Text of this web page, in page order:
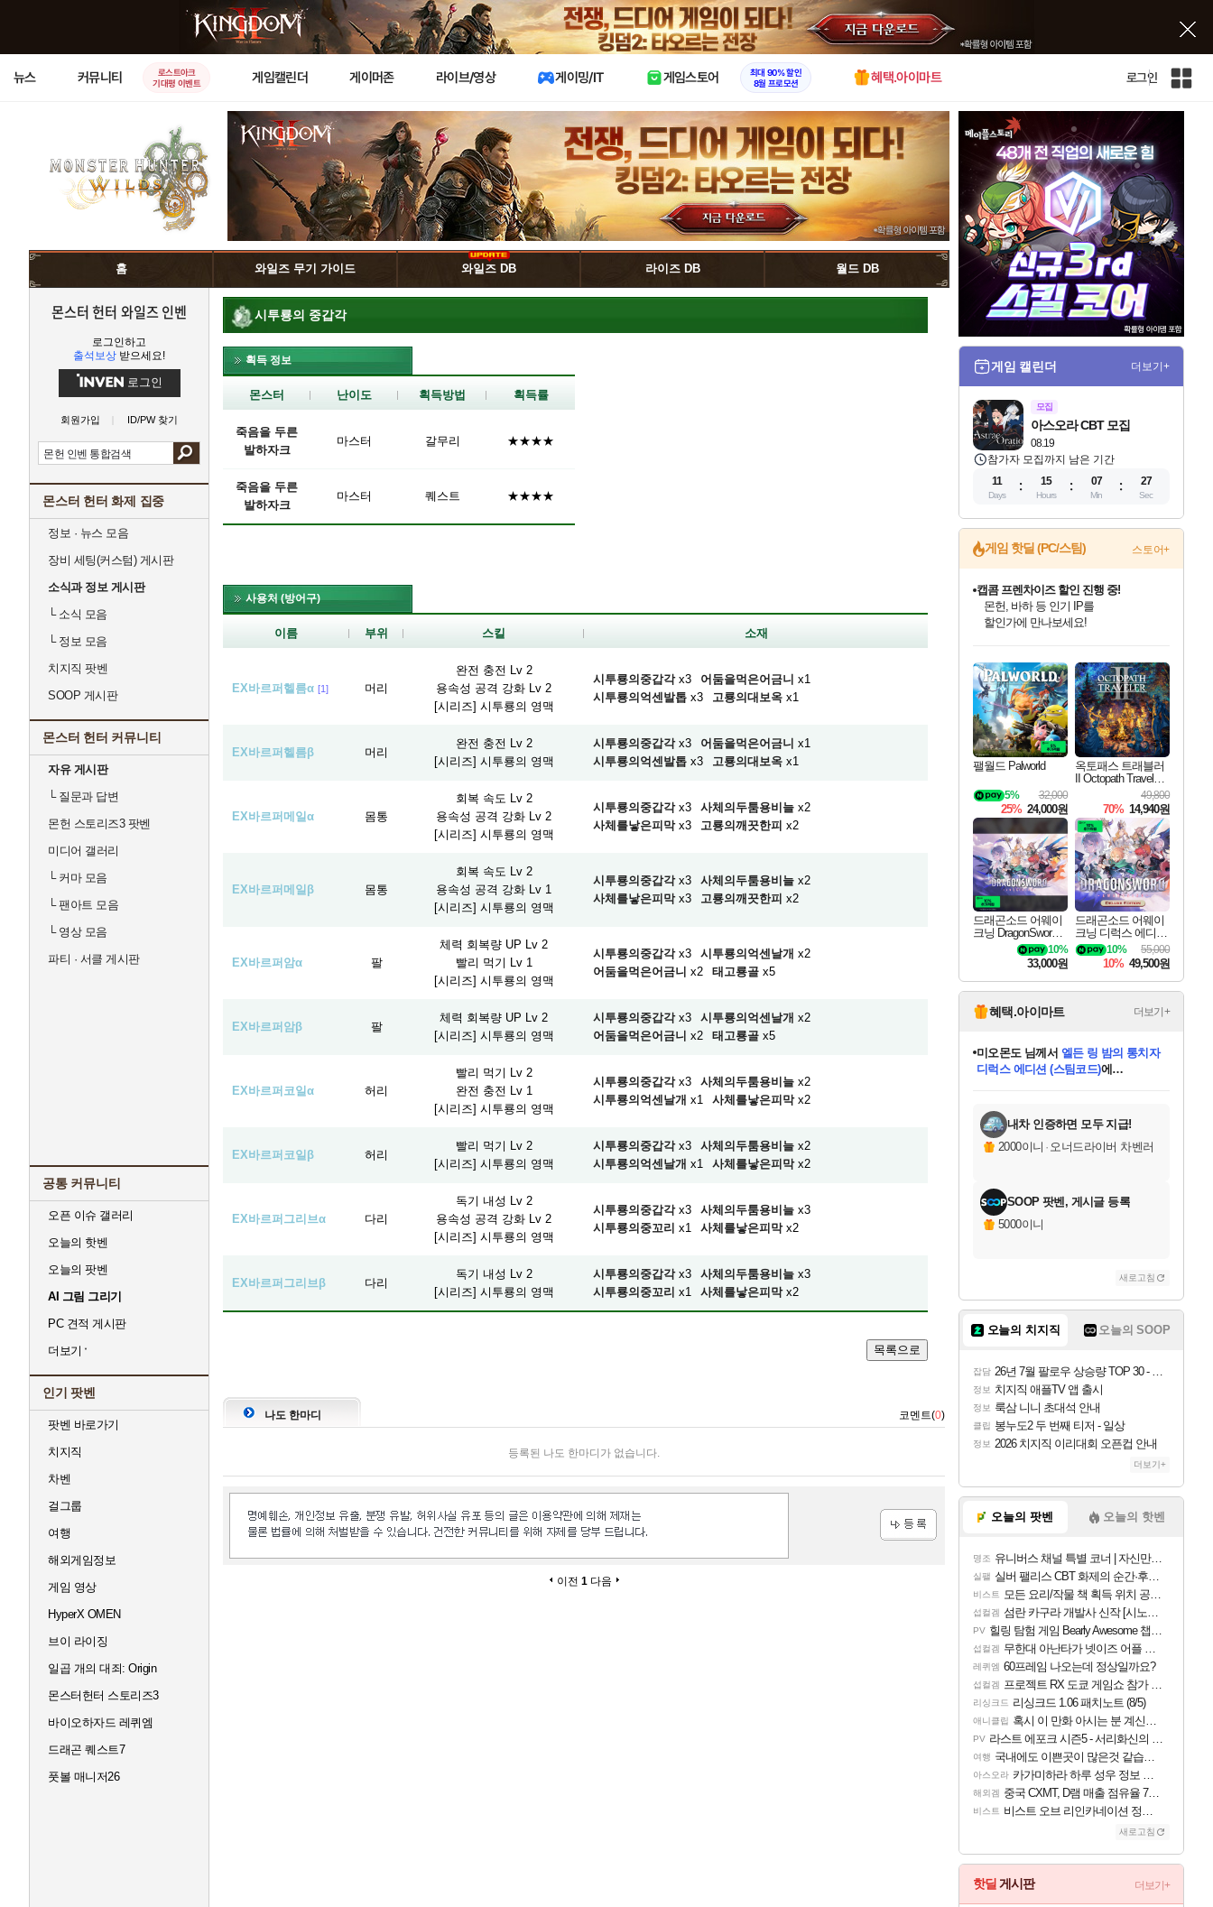
X
뉴스 커뮤니티
로스트아크
기대평 이벤트
게임캘린더 게이머존 라이브/영상 게이밍/IT 게임스토어
최대 90% 할인
8월 프로모션
혜택.아이마트 로그인
인
홈 와일즈 무기 가이드 와일즈 DB 라이즈 DB 월드 DB
몬스터 헌터 와일즈 인벤
로그인하고
출석보상 받으세요!
로그인
회원가입 ID/PW 찾기
몬스터 헌터 화제 집중
정보 · 뉴스 모음
장비 세팅(커스텀) 게시판
소식과 정보 게시판
└소식 모음
└정보 모음
치지직 팟벤
SOOP 게시판
몬스터 헌터 커뮤니티
자유 게시판
└질문과 답변
몬헌 스토리즈3 팟벤
미디어 갤러리
└커마 모음
└팬아트 모음
└영상 모음
파티 · 서클 게시판
공통 커뮤니티
오픈 이슈 갤러리
오늘의 핫벤
오늘의 팟벤
AI 그림 그리기
PC 견적 게시판
더보기
인기 팟벤
팟벤 바로가기
치지직
차벤
걸그룹
여행
해외게임정보
게임 영상
HyperX OMEN
브이 라이징
일곱 개의 대죄: Origin
몬스터헌터 스토리즈3
바이오하자드 레퀴엠
드래곤 퀘스트7
풋볼 매니저26
시투룡의 중갑각
획득 정보
몬스터 난이도 획득방법 획득률
죽음을 두른
발하자크
마스터 갈무리 ★★★★
죽음을 두른
발하자크
마스터 퀘스트 ★★★★
사용처 (방어구)
이름 부위 스킬 소재
EX바르퍼헬름α [1] 머리
완전 충전 Lv 2
용속성 공격 강화 Lv 2
[시리즈] 시투룡의 영맥
시투룡의중갑각x3 어둠을먹은어금니 x1
시투룡의억센발톱 x3 고룡의대보옥 x1
EX바르퍼헬름β 머리
완전 충전 Lv 2
[시리즈] 시투룡의 영맥
시투룡의중갑각x3 어둠을먹은어금니 x1
시투룡의억센발톱 x3 고룡의대보옥 x1
EX바르퍼메일α 몸통
회복 속도 Lv 2
용속성 공격 강화 Lv 2
[시리즈] 시투룡의 영맥
시투룡의중갑각x3 사체의두툼용비늘 x2
사체를낳은피막x3 고룡의깨끗한피 x2
EX바르퍼메일β 몸통
회복 속도 Lv 2
용속성 공격 강화 Lv 1
[시리즈] 시투룡의 영맥
시투룡의중갑각x3 사체의두툼용비늘 x2
사체를낳은피막x3 고룡의깨끗한피 x2
EX바르퍼암α 팔
체력 회복량 UP Lv 2
빨리 먹기 Lv 1
[시리즈] 시투룡의 영맥
시투룡의중갑각x3 시투룡의억센날개 x2
어둠을먹은어금니 x2 태고룡골 x5
EX바르퍼암β 팔
체력 회복량 UP Lv 2
[시리즈] 시투룡의 영맥
시투룡의중갑각x3 시투룡의억센날개 x2
어둠을먹은어금니 x2 태고룡골 x5
EX바르퍼코일α 허리
빨리 먹기 Lv 2
완전 충전 Lv 1
[시리즈] 시투룡의 영맥
시투룡의중갑각x3 사체의두툼용비늘 x2
시투룡의억센날개 x1 사체를낳은피막x2
EX바르퍼코일β 허리
빨리 먹기 Lv 2
[시리즈] 시투룡의 영맥
시투룡의중갑각x3 사체의두툼용비늘 x2
시투룡의억센날개 x1 사체를낳은피막x2
EX바르퍼그리브α 다리
독기 내성 Lv 2
용속성 공격 강화 Lv 2
[시리즈] 시투룡의 영맥
시투룡의중갑각x3 사체의두툼용비늘 x3
시투룡의중꼬리 x1 사체를낳은피막x2
EX바르퍼그리브β 다리
독기 내성 Lv 2
[시리즈] 시투룡의 영맥
시투룡의중갑각x3 사체의두툼용비늘 x3
시투룡의중꼬리 x1 사체를낳은피막x2
목록으로
나도 한마디 코멘트(0)
등록된 나도 한마디가 없습니다.
이전 1 다음
게임 캘린더 더보기+
모집
08.19
아스오라 CBT 모집
참가자 모집까지 남은 기간
11
Days
15
Hours
07
Min
26
Sec
게임 핫딜 (PC/스팀) 스토어+
최대 90% 할인가를 만나보세요!
네이버혜택과 함께 만나보세요!
50%할인&추가 적립까지!
네이버 포인트 혜택까지!
이니&베니 혜택까지!
네이버 혜택가와 함께 예약하세요!
할인&네이버혜택으로 만나보세요!
네이버페이 혜택과 만나보세요!
40주년 프로모션으로 만나보세요!
캡콤 프렌차이즈 할인 진행 중!
몬헌, 바하 등 인기 IP를
할인가에 만나보세요!
일부 에디션 상시 할인!
혜택으로 예약 판매 중
편안하게 충전하세요
팰월드 Palworld
32,000
5%
25% 24,000원
옥토패스 트래블러
II Octopath Traveler I
49,800
70% 14,940원
드래곤소드 어웨이
크닝 DragonSword A
10%
33,000원
드래곤소드 어웨이
크닝 디럭스 에디션
DragonSword Awake
ning Deluxe Edition
55,000
10%
10% 49,500원
혜택.아이마트 더보기+
교환.
당첨되셨습니다.
당첨되셨습니다.
당첨되셨습니다.
미오몬도님께서 엘든 링 밤의 통치자
디럭스 에디션 (스팀코드)에
당첨되셨습니다.
당첨되셨습니다.
당첨되셨습니다.
에디션 (스팀코드)를 교환.
당첨되셨습니다.
내차 인증하면 모두 지급!
2000이니 · 오너드라이버 차벤러
SOOP 팟벤, 게시글 등록
5000이니
새로고침
오늘의 치지직 오늘의 SOOP
잡담 26년 7월 팔로우 상승량 TOP 30 - 월간 치지직
정보 치지직 애플TV 앱 출시
정보 룩삼 니니 초대석 안내
클립 봉누도2 두 번째 티저 - 일상
정보 2026 치지직 이리대회 오픈컵 안내
더보기+
오늘의 팟벤 오늘의 핫벤
명조 유니버스 채널 특별 코너 | 자신만의 스타일
실팰 실버 팰리스 CBT 화제의 순간·후기 모음
비스트 모든 요리/작물 책 획득 위치 공략 (36개) - 미식가 도전과제
섭컬겜 섬란 카구라 개발사 신작 [시노비 넥서스] 연내 출시 예정
PV 힐링 탐험 게임 Bearly Awesome 챕터 1 트레일러
섭컬겜 무한대 아난타가 넷이즈 어플 달력에 일정 등록
레퀴엠 60프레임 나오는데 정상일까요?
섭컬겜 프로젝트 RX 도쿄 게임쇼 참가 결정
리싱크드 리싱크드 1.06 패치노트 (8/5)
애니클립 혹시 이 만화 아시는 분 계신가요
PV 라스트 에포크 시즌5 - 서리화신의 분노 티저
여행 국내에도 이쁜곳이 많은것 같습니다
아스오라 카가미하라 하루 성우 정보 및 주요 필모
해외겜 중국 CXMT, D램 매출 점유율 7%…글로벌 4위로 부상
비스트 비스트 오브 리인카네이션 정보/공략글 모음
새로고침
핫딜 게시판 더보기+